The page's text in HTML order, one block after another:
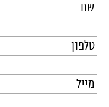
שם
טלפון
מייל